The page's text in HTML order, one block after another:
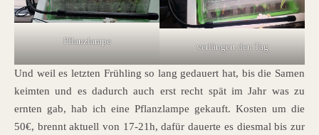
Pflanzlampe
verlängert den Tag
Und weil es letzten Frühling so lang gedauert hat, bis die Samen
keimten und es dadurch auch erst recht spät im Jahr was zu
ernten gab, hab ich eine Pflanzlampe gekauft. Kosten um die
50€, brennt aktuell von 17-21h, dafür dauerte es diesmal bis zur